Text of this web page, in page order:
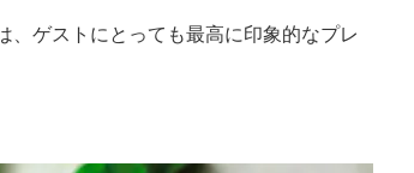
、ゲストにとっても最高に印象的なプレ